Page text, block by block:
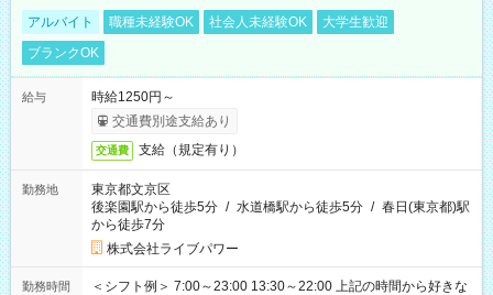
アルバイト 職種未経験OK 社会人未経験OK
大学生歓迎
ブランクOK
給与
時給1250円～
交通費別途支給あり
交通費 支給（規定有り）
勤務地
東京都文京区
後楽園駅から徒歩5分 / 水道橋駅から徒歩5分 / 春日(東京都)駅
から徒歩7分
株式会社ライブパワー
勤務時間
＜シフト例＞ 7:00～23:00 13:30～22:00 上記の時間から好きな